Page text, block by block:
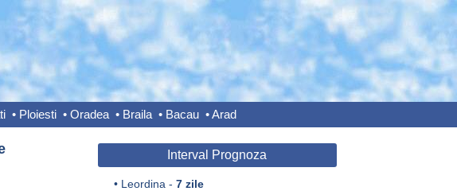
• Ploiesti • Oradea • Braila • Bacau •Arad
Interval Prognoza
• Leordina - 7 zile